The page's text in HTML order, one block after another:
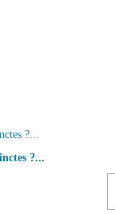
?...